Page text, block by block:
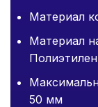
Материал
Материал
Полиэтилен
50 мм